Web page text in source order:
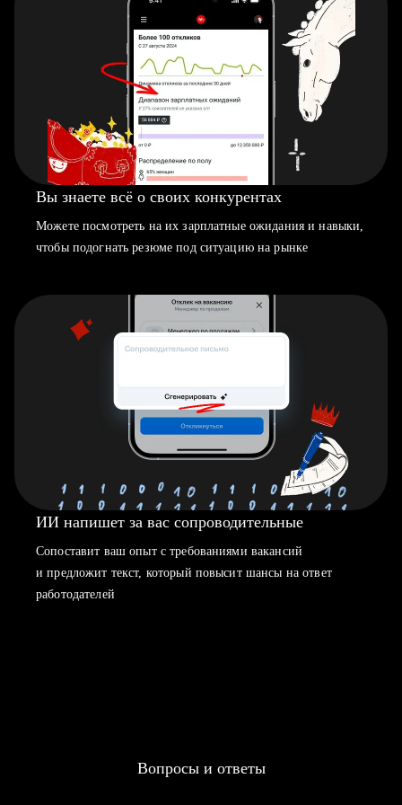
Вы знаете всё о своих конкурентах
Можете посмотреть на их зарплатные ожидания и навыки,
чтобы подогнать резюме под ситуацию на рынке
ИИ напишет за вас сопроводительные
Сопоставит ваш опыт с требованиями вакансий
и предложит текст, который повысит шансы на ответ
работодателей
Вопросы и ответы